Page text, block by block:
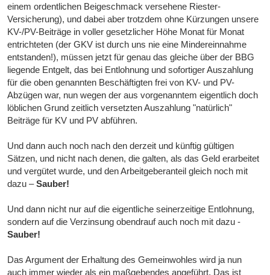
einem ordentlichen Beigeschmack versehene Riester-
Versicherung), und dabei aber trotzdem ohne Kürzungen unsere
KV-/PV-Beiträge in voller gesetzlicher Höhe Monat für Monat
entrichteten (der GKV ist durch uns nie eine Mindereinnahme
entstanden!), müssen jetzt für genau das gleiche über der BBG
liegende Entgelt, das bei Entlohnung und sofortiger Auszahlung
für die oben genannten Beschäftigten frei von KV- und PV-
Abzügen war, nun wegen der aus vorgenanntem eigentlich doch
löblichen Grund zeitlich versetzten Auszahlung "natürlich"
Beiträge für KV und PV abführen.
Und dann auch noch nach den derzeit und künftig gültigen
Sätzen, und nicht nach denen, die galten, als das Geld erarbeitet
und vergütet wurde, und den Arbeitgeberanteil gleich noch mit
dazu –Sauber!
Und dann nicht nur auf die eigentliche seinerzeitige Entlohnung,
sondern auf die Verzinsung obendrauf auch noch mit dazu -
Sauber!
Das Argument der Erhaltung des Gemeinwohles wird ja nun
auch immer wieder als ein maßgebendes angeführt. Das ist